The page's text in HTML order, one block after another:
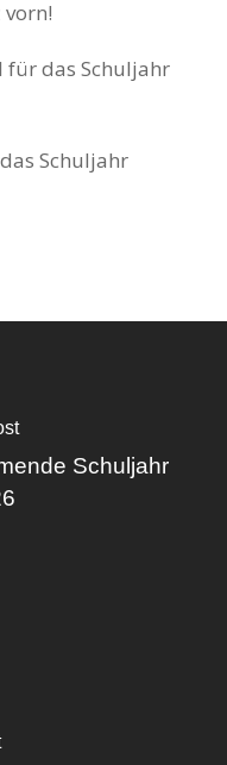
für das Schuljahr
Schuljahr
Schuljahr